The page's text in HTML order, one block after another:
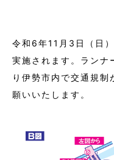
令和6年11月3日（日
実施されます。ランナ
り伊勢市内で交通規制
願いいたします。